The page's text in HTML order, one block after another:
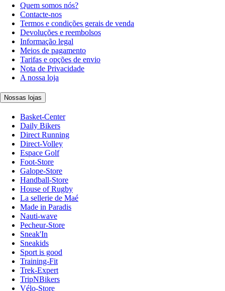
Quem somos nós?
Contacte-nos
Termos e condições gerais de venda
Devoluções e reembolsos
Informação legal
Meios de pagamento
Tarifas e opções de envio
Nota de Privacidade
A nossa loja
Nossas lojas
Basket-Center
Daily Bikers
Direct Running
Direct-Volley
Espace Golf
Foot-Store
Galope-Store
Handball-Store
House of Rugby
La sellerie de Maé
Made in Paradis
Nauti-wave
Pecheur-Store
Sneak'In
Sneakids
Sport is good
Training-Fit
Trek-Expert
TripNBikers
Vélo-Store